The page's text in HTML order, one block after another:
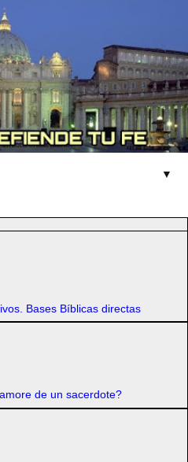
▼
Bases Bíblicas directas
de un sacerdote?